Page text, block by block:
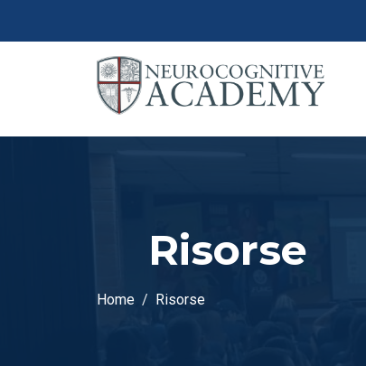
Risorse
Home Risorse